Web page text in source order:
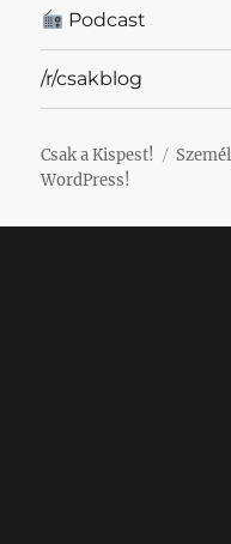
Podcast
/r/csakblog
Csak a Kispest!
WordPress!